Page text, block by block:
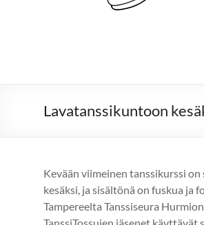
Lavatanssikuntoon
Kevään viimeinen tanssikurssi
kesäksi, ja sisältönä on fuskua ja
Tampereelta Tanssiseura